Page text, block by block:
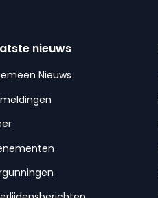
nieuws
Nieuws
meldingen